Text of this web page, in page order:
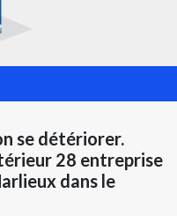
se détériorer.
28 entreprise
dans le